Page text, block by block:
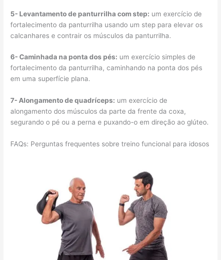
5- Levantamento de panturrilha com step: um exercício de
fortalecimento da panturrilha usando um step para elevar os
calcanhares e contrair os músculos da panturrilha.
6- Caminhada na ponta dos pés: um exercício simples de
fortalecimento da panturrilha, caminhando na ponta dos pés
em uma superfície plana.
7- Alongamento de quadríceps: um exercício de
alongamento dos músculos da parte da frente da coxa,
segurando o pé ou a perna e puxando-o em direção ao glúteo.
FAQs: Perguntas frequentes sobre treino funcional para idosos